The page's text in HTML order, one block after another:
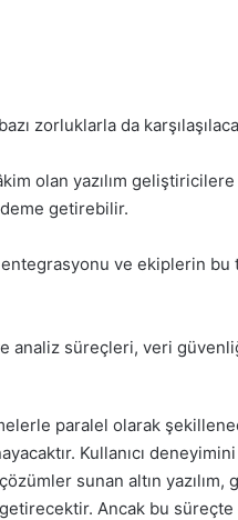
zorluklarla da
olan yazılım
getirebilir.
ve ekiplerin bu
analiz süreçleri, veri
paralel olarak
Kullanıcı
sunan altın yazılım,
Ancak bu süreçte